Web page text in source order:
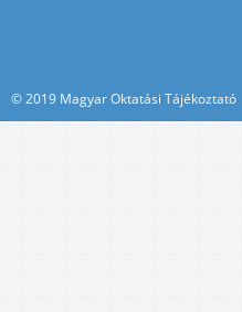
© 2019 Magyar Oktatási